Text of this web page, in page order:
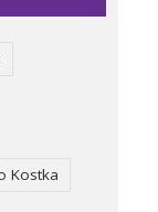
Kostka